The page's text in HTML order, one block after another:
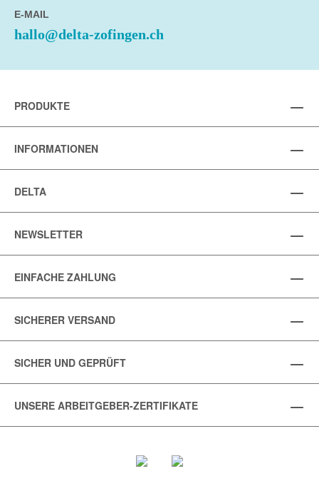
E-MAIL
hallo@delta-zofingen.ch
PRODUKTE
INFORMATIONEN
DELTA
NEWSLETTER
EINFACHE ZAHLUNG
SICHERER VERSAND
SICHER UND GEPRÜFT
UNSERE ARBEITGEBER-ZERTIFIKATE